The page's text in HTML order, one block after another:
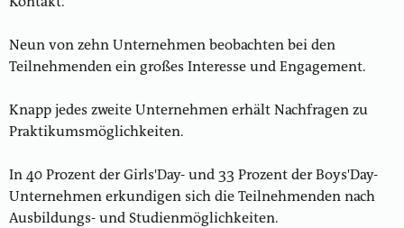
Kontakt.
Neun von zehn Unternehmen beobachten bei den
Teilnehmenden ein großes Interesse und Engagement.
Knapp jedes zweite Unternehmen erhält Nachfragen zu
Praktikumsmöglichkeiten.
In 40 Prozent der Girls'Day- und 33 Prozent der Boys'Day-
Unternehmen erkundigen sich die Teilnehmenden nach
Ausbildungs- und Studienmöglichkeiten.